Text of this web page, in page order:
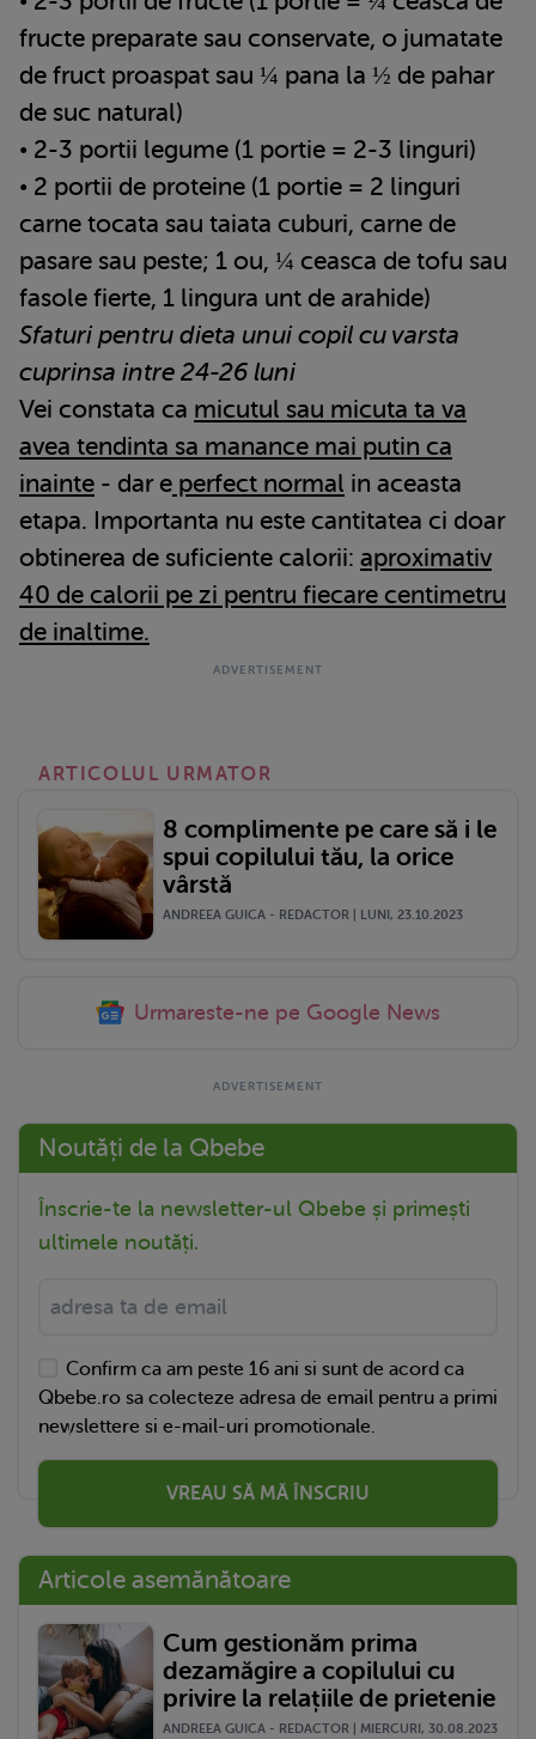
fructe preparate sau conservate, o jumatate
de fruct proaspat sau ¼ pana la ½ de pahar
de suc natural)
• 2-3 portii legume (1 portie = 2-3 linguri)
• 2 portii de proteine (1 portie = 2 linguri
carne tocata sau taiata cuburi, carne de
pasare sau peste; 1 ou, ¼ ceasca de tofu sau
fasole fierte, 1 lingura unt de arahide)
Sfaturi pentru dieta unui copil cu varsta
cuprinsa intre 24-26 luni
Vei constata ca micutul sau micuta ta va
avea tendinta sa manance mai putin ca
inainte - dar e perfect normal in aceasta
etapa. Importanta nu este cantitatea ci doar
obtinerea de suficiente calorii: aproximativ
40 de calorii pe zi pentru fiecare centimetru
de inaltime.
ARTICOLUL URMATOR
8 complimente pe care să i le
spui copilului tău, la orice
vârstă
ANDREEA GUICA - REDACTOR | LUNI, 23.10.2023
Urmareste-ne pe Google News
Noutăți de la Qbebe
Înscrie-te la newsletter-ul Qbebe și primești
ultimele noutăți.
Confirm ca am peste 16 ani si sunt de acord ca
Qbebe.ro sa colecteze adresa de email pentru a primi
newslettere si e-mail-uri promotionale.
VREAU SĂ MĂ ÎNSCRIU
Articole asemănătoare
Cum gestionăm prima
dezamăgire a copilului cu
privire la relațiile de prietenie
ANDREEA GUICA - REDACTOR | MIERCURI, 30.08.2023